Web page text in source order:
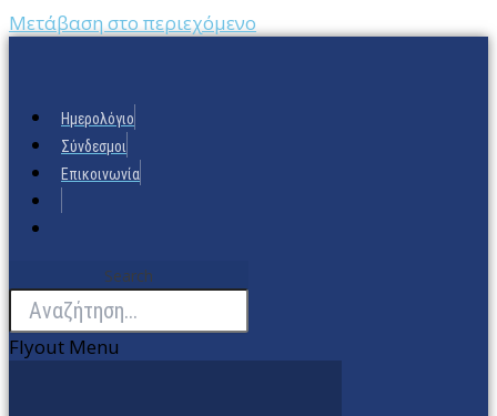
Μετάβαση στο περιεχόμενο
Ημερολόγιο
Σύνδεσμοι
Επικοινωνία
Search
Flyout Menu